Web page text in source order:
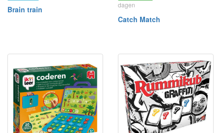
Brain train
dagen
Catch Match